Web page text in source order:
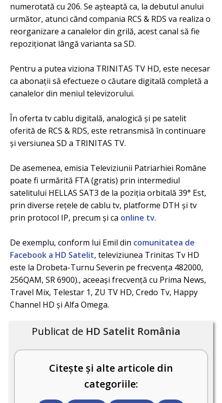
numerotată cu 206. Se așteaptă ca, la debutul anului
următor, atunci când compania RCS & RDS va realiza o
reorganizare a canalelor din grilă, acest canal să fie
repoziționat lângă varianta sa SD.
Pentru a putea viziona TRINITAS TV HD, este necesar
ca abonații să efectueze o căutare digitală completă a
canalelor din meniul televizorului.
În oferta tv cablu digitală, analogică și pe satelit
oferită de RCS & RDS, este retransmisă în continuare
și versiunea SD a TRINITAS TV.
De asemenea, emisia Televiziunii Patriarhiei Române
poate fi urmărită FTA (gratis) prin intermediul
satelitului HELLAS SAT3 de la poziția orbitală 39° Est,
prin diverse rețele de cablu tv, platforme DTH și tv
prin protocol IP, precum și ca online tv.
De exemplu, conform lui Emil din comunitatea de
Facebook a HD Satelit, televiziunea Trinitas Tv HD
este la Drobeta-Turnu Severin pe frecvența 482000,
256QAM, SR 6900)., aceeași frecvență cu Prima News,
Travel Mix, Telestar 1, ZU TV HD, Credo Tv, Happy
Channel HD și Alfa Omega.
Publicat de HD Satelit România
Citește și alte articole din
categoriile: